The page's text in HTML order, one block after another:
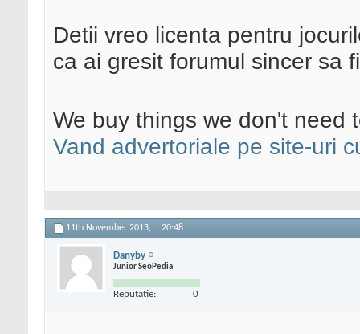
Detii vreo licenta pentru
ca ai gresit forumul sincer sa
We buy things we don't need
Vand advertoriale pe site-uri
11th November 2013, 20:48
Danyby
Junior SeoPedia
Reputatie: 0